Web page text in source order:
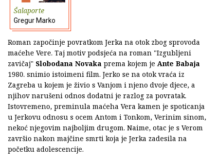
Šalaporte
Gregur Marko
Roman započinje povratkom Jerka na otok zbog sprovoda
maćehe Vere. Taj motiv podsjeća na roman "Izgubljeni
zavičaj" Slobodana Novaka prema kojem je Ante Babaja
1980. snimio istoimeni film. Jerko se na otok vraća iz
Zagreba u kojem je živio s Vanjom i njeno dvoje djece, a
njihov narušeni odnos dodatni je razlog za povratak.
Istovremeno, preminula maćeha Vera kamen je spoticanja
u Jerkovu odnosu s ocem Antom i Tonkom, Verinim sinom,
nekoć njegovim najboljim drugom. Naime, otac je s Verom
završio nakon majčine smrti koja je Jerka zadesila na
početku adolescencije.